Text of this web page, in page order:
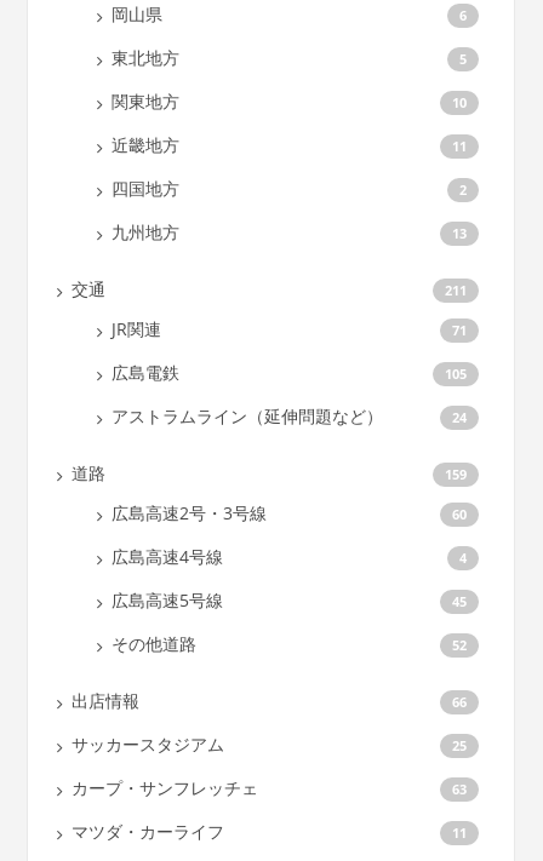
岡山県 6
東北地方 5
関東地方 10
近畿地方 11
四国地方 2
九州地方 13
交通 211
JR関連 71
広島電鉄 105
アストラムライン（延伸問題など） 24
道路 159
広島高速2号・3号線 60
広島高速4号線 4
広島高速5号線 45
その他道路 52
出店情報 66
サッカースタジアム 25
カープ・サンフレッチェ 63
マツダ・カーライフ 11